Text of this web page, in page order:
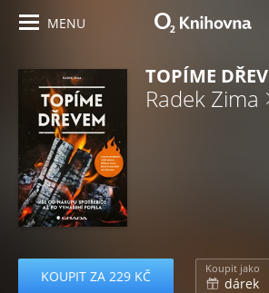
MENU
TOPÍME
Radek Zima
KOUPIT ZA 229 KČ Koupit jako
dárek